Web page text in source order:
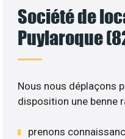
Société de
Puylaroque
Nous nous déplaçons
disposition une benne
prenons